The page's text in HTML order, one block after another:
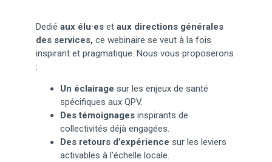
Dedié aux élu·es et aux directions générales
des services, ce webinaire se veut à la fois
inspirant et pragmatique. Nous vous proposerons
:
Un éclairage sur les enjeux de santé
spécifiques aux QPV.
Des témoignages inspirants de
collectivités déjà engagées.
Des retours d’expérience sur les leviers
activables à l’échelle locale.